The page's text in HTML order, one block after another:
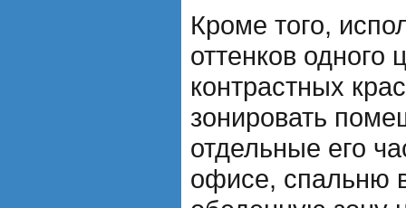
Кроме того,
оттенков одного
контрастных
зонировать
отдельные его
офисе, спальню